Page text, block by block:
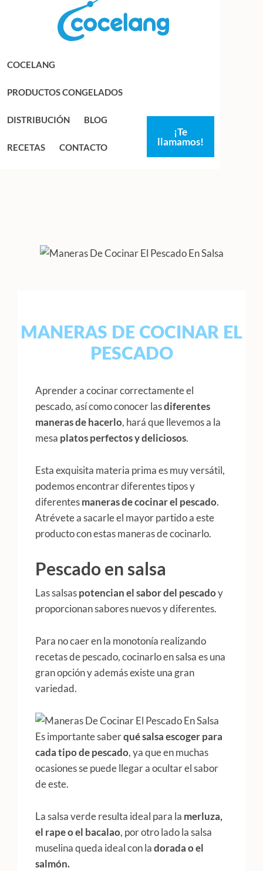
principal
COCELANG
PRODUCTOS CONGELADOS
DISTRIBUCIÓN BLOG
RECETAS CONTACTO
¡Te
llamamos!
MANERAS DE COCINAR EL
PESCADO
Aprender a cocinar correctamente el
pescado, así como conocer lasdiferentes
maneras de hacerlo, hará que llevemos a la
mesa platos perfectos y deliciosos.
Esta exquisita materia prima es muy versátil,
podemos encontrar diferentes tipos y
diferentesmaneras de cocinar el pescado.
Atrévete a sacarle el mayor partido a este
producto con estas maneras de cocinarlo.
Pescado en salsa
Las salsaspotencian el sabor del pescadoy
proporcionan sabores nuevos y diferentes.
Para no caer en la monotonía realizando
recetas de pescado, cocinarlo en salsa es una
gran opción y además existe una gran
variedad.
Es importante saberqué salsa escoger para
cada tipo de pescado, ya que en muchas
ocasiones se puede llegar a ocultar el sabor
de este.
La salsa verde resulta ideal para la merluza,
el rape o el bacalao, por otro lado la salsa
muselina queda ideal con ladorada o el
salmón.